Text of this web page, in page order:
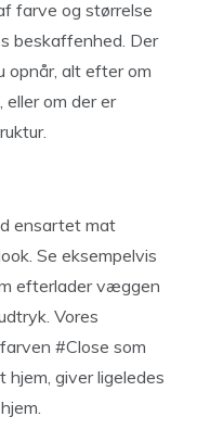
farve og størrelse
beskaffenhed. Der
opnår, alt efter om
om der er
ensartet mat
Se eksempelvis
efterlader væggen
Vores
#Close som
giver ligeledes